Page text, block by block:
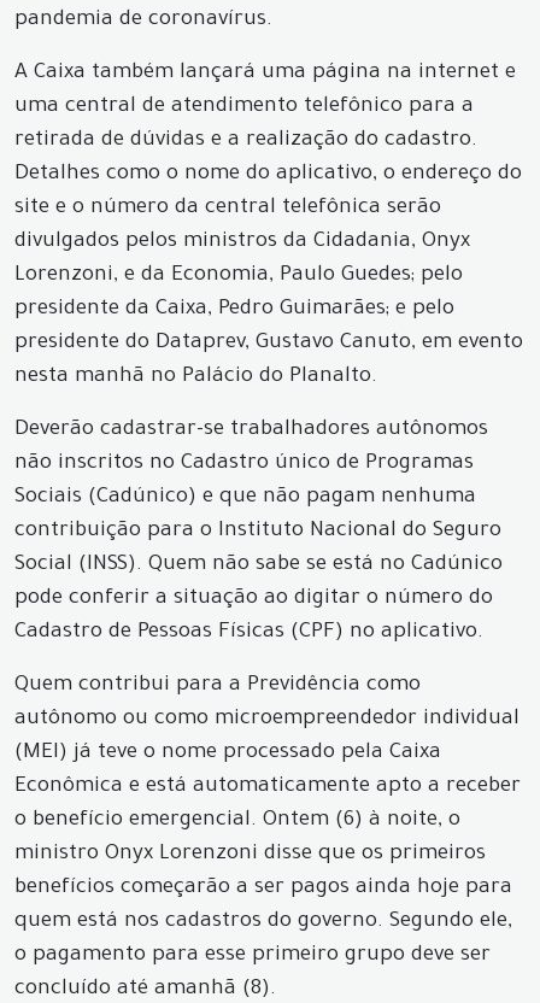
pandemia de coronavírus.
A Caixa também lançará uma página na internet e
uma central de atendimento telefônico para a
retirada de dúvidas e a realização do cadastro.
Detalhes como o nome do aplicativo, o endereço do
site e o número da central telefônica serão
divulgados pelos ministros da Cidadania, Onyx
Lorenzoni, e da Economia, Paulo Guedes; pelo
presidente da Caixa, Pedro Guimarães; e pelo
presidente do Dataprev, Gustavo Canuto, em evento
nesta manhã no Palácio do Planalto.
Deverão cadastrar-se trabalhadores autônomos
não inscritos no Cadastro único de Programas
Sociais (Cadúnico) e que não pagam nenhuma
contribuição para o Instituto Nacional do Seguro
Social (INSS). Quem não sabe se está no Cadúnico
pode conferir a situação ao digitar o número do
Cadastro de Pessoas Físicas (CPF) no aplicativo.
Quem contribui para a Previdência como
autônomo ou como microempreendedor individual
(MEI) já teve o nome processado pela Caixa
Econômica e está automaticamente apto a receber
o benefício emergencial. Ontem (6) à noite, o
ministro Onyx Lorenzoni disse que os primeiros
benefícios começarão a ser pagos ainda hoje para
quem está nos cadastros do governo. Segundo ele,
o pagamento para esse primeiro grupo deve ser
concluído até amanhã (8).